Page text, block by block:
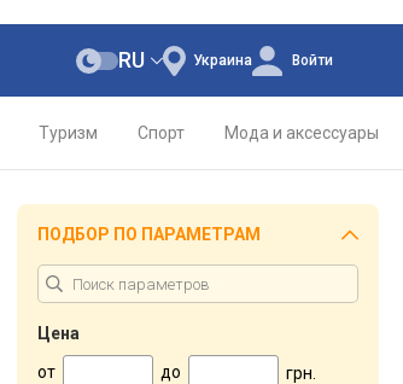
Украина
RU Войти
Туризм Спорт Мода и аксессуары
ПОДБОР ПО ПАРАМЕТРАМ
Цена
от
до грн.